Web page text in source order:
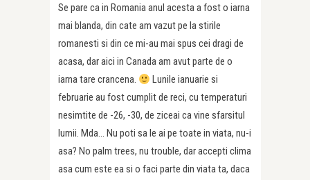
Se pare ca in Romania anul acesta a fost o iarna
mai blanda, din cate am vazut pe la stirile
romanesti si din ce mi-au mai spus cei dragi de
acasa, dar aici in Canada am avut parte de o
iarna tare crancena.
Lunile ianuarie si
februarie au fost cumplit de reci, cu temperaturi
nesimtite de -26, -30, de ziceai ca vine sfarsitul
lumii. Mda… Nu poti sa le ai pe toate in viata, nu-i
asa? No palm trees, nu trouble, dar accepti clima
asa cum este ea si o faci parte din viata ta, daca